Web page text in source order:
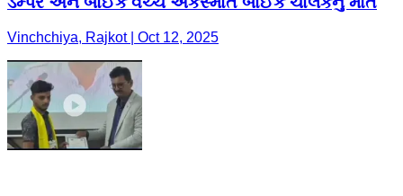
Vinchchiya, Rajkot | Oct 12, 2025